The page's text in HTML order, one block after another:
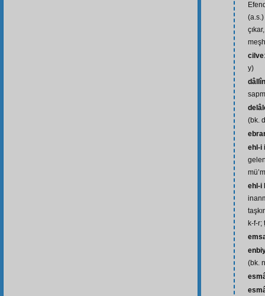
(a.s.)
cilve
y)
dâllîn
(bk.
ehl-i
ehl-i
k-f-r;
(bk.